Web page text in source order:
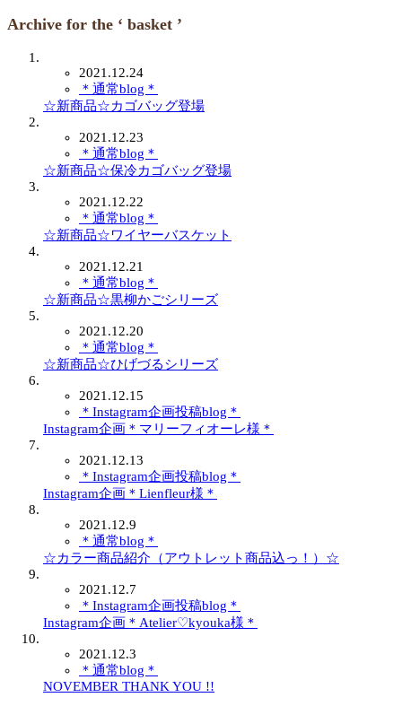
Archive for the ‘ basket ’
2021.12.24
＊通常blog＊
☆新商品☆カゴバッグ登場
2021.12.23
＊通常blog＊
☆新商品☆保冷カゴバッグ登場
2021.12.22
＊通常blog＊
☆新商品☆ワイヤーバスケット
2021.12.21
＊通常blog＊
☆新商品☆黒柳かごシリーズ
2021.12.20
＊通常blog＊
☆新商品☆ひげづるシリーズ
2021.12.15
＊Instagram企画投稿blog＊
Instagram企画＊マリーフィオーレ様＊
2021.12.13
＊Instagram企画投稿blog＊
Instagram企画＊Lienfleur様＊
2021.12.9
＊通常blog＊
☆カラー商品紹介（アウトレット商品込っ！）☆
2021.12.7
＊Instagram企画投稿blog＊
Instagram企画＊Atelier♡kyouka様＊
2021.12.3
＊通常blog＊
NOVEMBER THANK YOU !!